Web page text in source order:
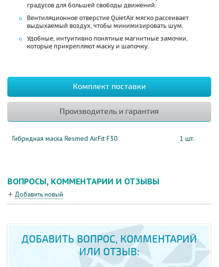
градусов для большей свободы движений.
Вентиляционное отверстие QuietAir мягко рассеивает
выдыхаемый воздух, чтобы минимизировать шум.
Удобные, интуитивно понятные магнитные замочки,
которые прикрепляют маску и шапочку.
Комплект поставки
Производитель и гарантия
Гибридная маска Resmed AirFit F30 1 шт.
ВОПРОСЫ, КОММЕНТАРИИ И ОТЗЫВЫ
Добавить новый
ДОБАВИТЬ ВОПРОС, КОММЕНТАРИЙ
ИЛИ ОТЗЫВ: